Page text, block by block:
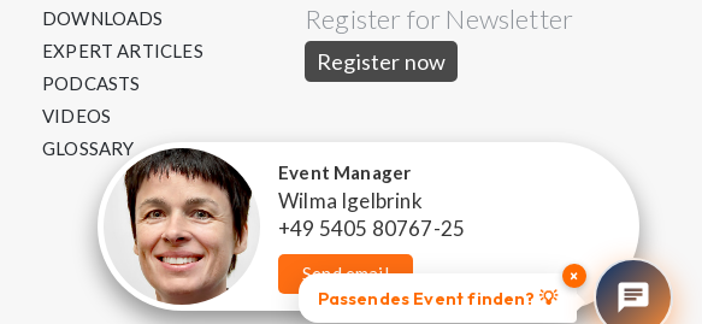
Event Manager
Wilma Igelbrink
+49 5405 80767-25
Send email
DOWNLOADS
EXPERT ARTICLES
PODCASTS
VIDEOS
GLOSSARY
Register for Newsletter
Register now
×
Passendes Event finden? 💡